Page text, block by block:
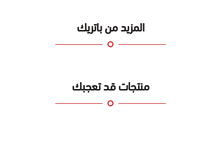
المزيد من باتريك
منتجات قد تعجبك